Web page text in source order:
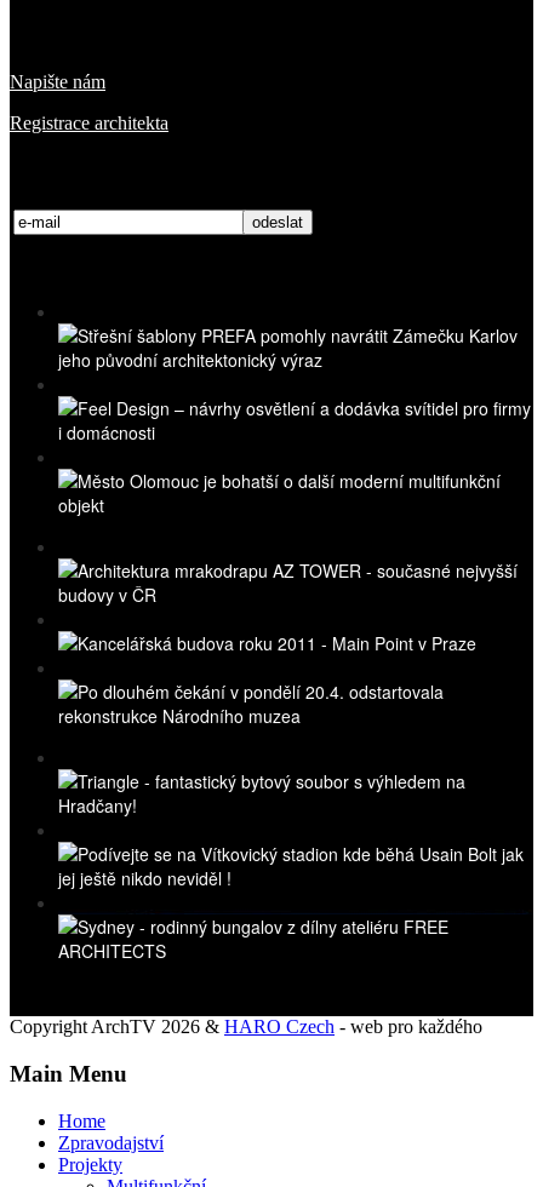
Napište nám
Registrace architekta
Copyright ArchTV 2026 & HARO Czech - web pro každého
Main Menu
Home
Zpravodajství
Projekty